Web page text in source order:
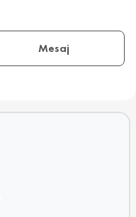
Mesaj